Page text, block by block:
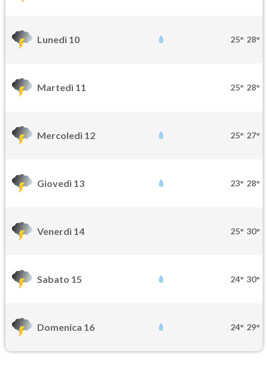
Lunedì 10 25° 28°
Martedì 11 25° 28°
Mercoledì 12 25° 27°
Giovedì 13 23° 28°
Venerdì 14 25° 30°
Sabato 15 24° 30°
Domenica 16 24° 29°